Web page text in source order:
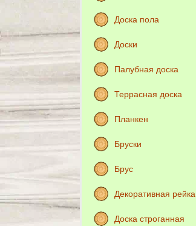
Доска пола
Доски
Палубная доска
Террасная доска
Планкен
Бруски
Брус
Декоративная рейка
Доска строганная